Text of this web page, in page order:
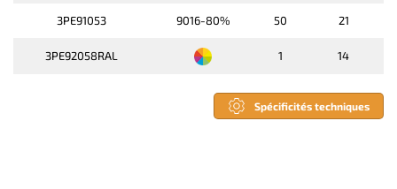
3PE91053 9016-80% 50 21
3PE92058RAL 1 14
Spécificités techniques